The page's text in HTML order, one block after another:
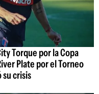
Torque por la Copa
Plate por el Torneo
crisis